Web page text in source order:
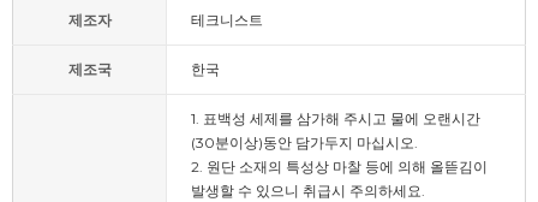
제조자 테크니스트
제조국 한국
1. 표백성 세제를 삼가해 주시고 물에 오랜시간
(30분이상)동안 담가두지 마십시오.
2. 원단 소재의 특성상 마찰 등에 의해 올뜯김이
발생할 수 있으니 취급시 주의하세요.